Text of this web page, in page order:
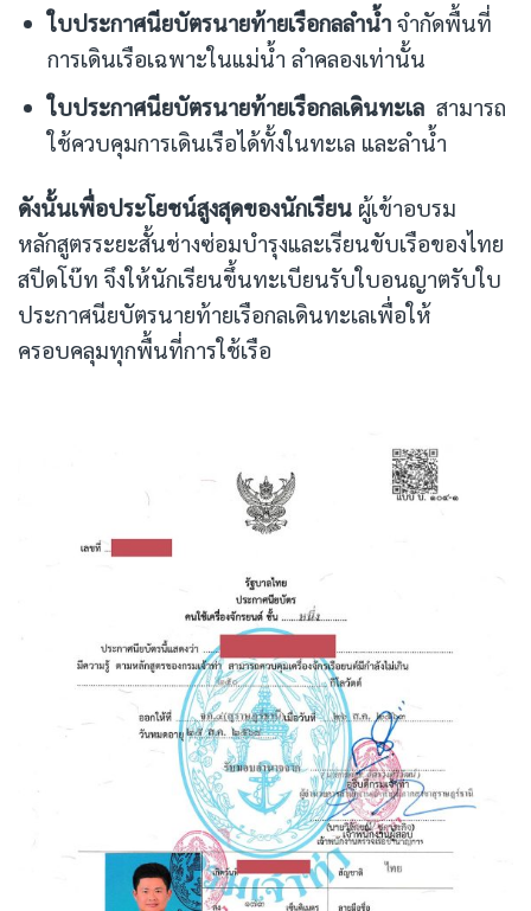
ใบประกาศนียบัตรนายท้ายเรือกลลำน้ำจำกัดพื้นที่
การเดินเรือเฉพาะในแม่น้ำ ลำคลองเท่านั้น
ใบประกาศนียบัตรนายท้ายเรือกลเดินทะเลสามารถ
ใช้ควบคุมการเดินเรือได้ทั้งในทะเล และลำน้ำ
ดังนั้นเพื่อประโยชน์สูงสุดของนักเรียน ผู้เข้าอบรม
หลักสูตรระยะสั้นช่างซ่อมบำรุงและเรียนขับเรือของไทย
สปีดโบ๊ท จึงให้นักเรียนขึ้นทะเบียนรับใบอนญาตรับใบ
ประกาศนียบัตรนายท้ายเรือกลเดินทะเลเพื่อให้
ครอบคลุมทุกพื้นที่การใช้เรือ